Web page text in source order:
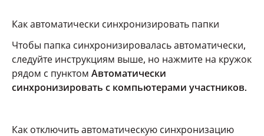
Как автоматически синхронизировать папки
Чтобы папка синхронизировалась автоматически,
следуйте инструкциям выше, но нажмите на кружок
рядом с пунктом Автоматически
синхронизировать с компьютерами участников.
Как отключить автоматическую синхронизацию